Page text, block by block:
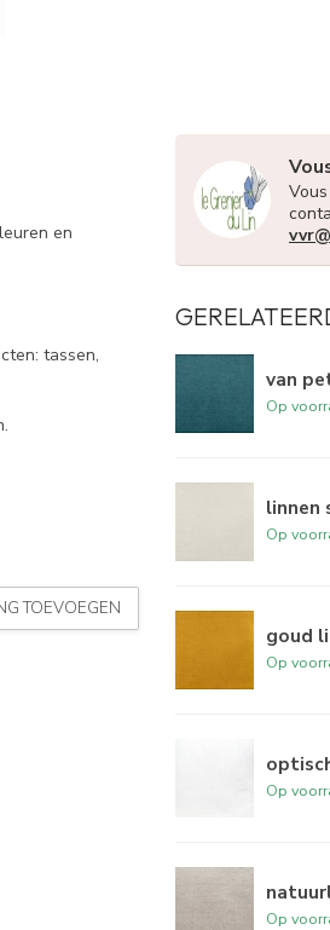
en
tassen,
TOEVOEGEN
van
Op
linnen
Op
goud
Op
Op
Op